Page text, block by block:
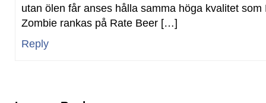
utan ölen får anses hålla samma höga kvalitet som
Zombie rankas på Rate Beer […]
Reply